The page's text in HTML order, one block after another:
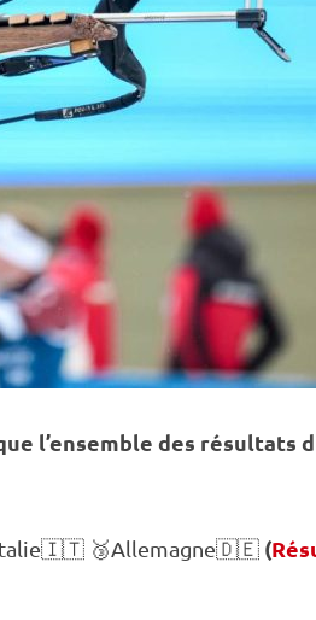
l’ensemble des résultats
🥉Allemagne🇩🇪 (